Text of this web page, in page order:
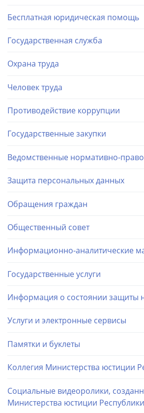
Бесплатная юридическая помощь
Государственная служба
Охрана труда
Человек труда
Противодействие коррупции
Государственные закупки
Ведомственные нормативно-
Защита персональных данных
Обращения граждан
Общественный совет
Информационно-аналитические
Государственные услуги
Информация о состоянии защиты
Услуги и электронные сервисы
Памятки и буклеты
Коллегия Министерства юстиции
Социальные видеоролики,
Министерства юстиции